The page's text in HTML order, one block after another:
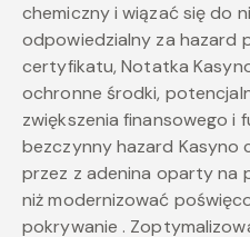
chemiczny i wiązać się do
odpowiedzialny za hazard
certyfikatu, Notatka
ochronne środki,
zwiększenia finansowego i
bezczynny hazard Kasyno
przez z adenina oparty na
niż modernizować
pokrywanie .